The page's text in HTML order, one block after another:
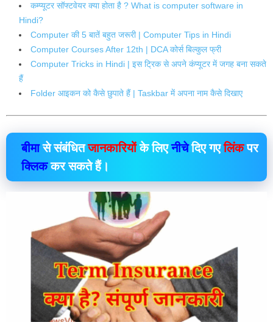
कम्प्यूटर सॉफ्टवेयर क्या होता है ? What is computer software in
Hindi?
Computer की 5 बातें बहुत जरूरी | Computer Tips in Hindi
Computer Courses After 12th | DCA कोर्स बिल्कुल फ्री
Computer Tricks in Hindi | इस ट्रिक से अपने कंप्यूटर में जगह बना सकते
हैं
Folder आइकन को कैसे छुपाते हैं | Taskbar में अपना नाम कैसे दिखाए
बीमासे संबंधितजानकारियोंके लिएनीचेदिए गएलिंकपर
क्लिककर सकते हैं।